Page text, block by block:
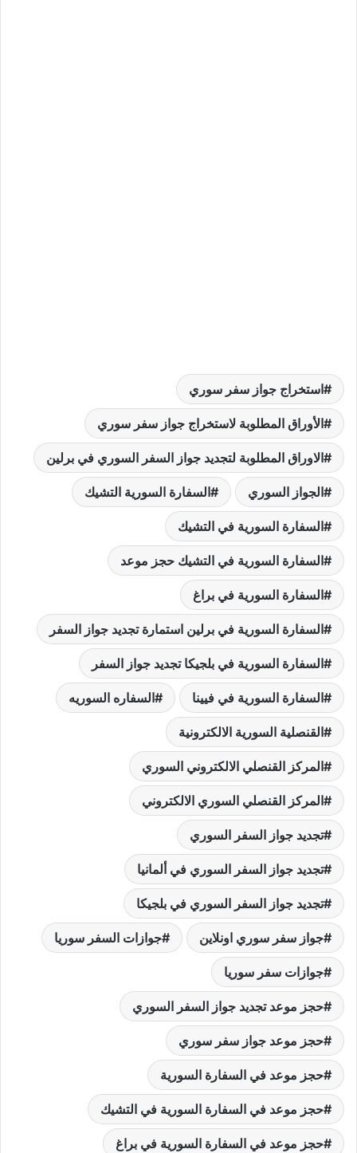
استخراج جواز سفر سوري
الأوراق المطلوبة لاستخراج جواز سفر سوري
الاوراق المطلوبة لتجديد جواز السفر السوري في برلين
الجواز السوري السفارة السورية التشيك
السفارة السورية في التشيك
السفارة السورية في التشيك حجز موعد
السفارة السورية في براغ
السفارة السورية في برلين استمارة تجديد جواز السفر
السفارة السورية في بلجيكا تجديد جواز السفر
السفارة السورية في فيينا السفاره السوريه
القنصلية السورية الالكترونية
المركز القنصلي الالكتروني السوري
المركز القنصلي السوري الالكتروني
تجديد جواز السفر السوري
تجديد جواز السفر السوري في ألمانيا
تجديد جواز السفر السوري في بلجيكا
جواز سفر سوري اونلاين جوازات السفر سوريا
جوازات سفر سوريا
حجز موعد تجديد جواز السفر السوري
حجز موعد جواز سفر سوري
حجز موعد في السفارة السورية
حجز موعد في السفارة السورية في التشيك
حجز موعد في السفارة السورية في براغ